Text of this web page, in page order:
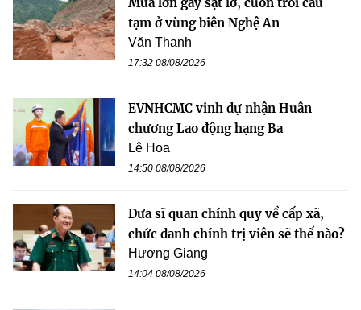
tạm ở vùng biên Nghệ An
Văn Thanh
17:32 08/08/2026
EVNHCMC vinh dự nhận Huân
chương Lao động hạng Ba
Lê Hoa
14:50 08/08/2026
Đưa sĩ quan chính quy về cấp xã,
chức danh chính trị viên sẽ thế nào?
Hương Giang
14:04 08/08/2026